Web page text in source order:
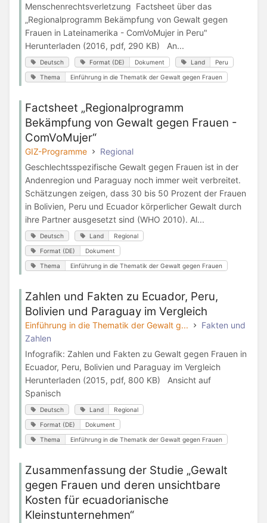
Menschenrechtsverletzung Factsheet über das
„Regionalprogramm Bekämpfung von Gewalt gegen
Frauen in Lateinamerika - ComVoMujer in Peru"
Herunterladen (2016, pdf, 290 KB) An...
Deutsch Format (DE) Dokument Land Peru
Thema Einführung in die Thematik der Gewalt gegen Frauen
Factsheet „Regionalprogramm
Bekämpfung von Gewalt gegen Frauen -
ComVoMujer“
GIZ-Programme
Regional
Geschlechtsspezifische Gewalt gegen Frauen ist in der
Andenregion und Paraguay noch immer weit verbreitet.
Schätzungen zeigen, dass 30 bis 50 Prozent der Frauen
in Bolivien, Peru und Ecuador körperlicher Gewalt durch
ihre Partner ausgesetzt sind (WHO 2010). Al...
Deutsch Land Regional
Format (DE) Dokument
Thema Einführung in die Thematik der Gewalt gegen Frauen
Zahlen und Fakten zu Ecuador, Peru,
Bolivien und Paraguay im Vergleich
Einführung in die Thematik der Gewalt g...
Fakten und
Zahlen
Infografik: Zahlen und Fakten zu Gewalt gegen Frauen in
Ecuador, Peru, Bolivien und Paraguay im Vergleich
Herunterladen (2015, pdf, 800 KB) Ansicht auf
Spanisch
Deutsch Land Regional
Format (DE) Dokument
Thema Einführung in die Thematik der Gewalt gegen Frauen
Zusammenfassung der Studie „Gewalt
gegen Frauen und deren unsichtbare
Kosten für ecuadorianische
Kleinstunternehmen“